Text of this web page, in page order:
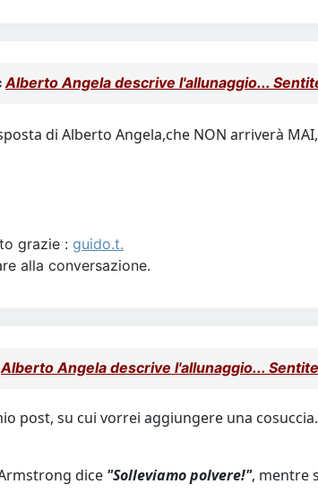
Alberto Angela descrive l'allunaggio...
di Alberto Angela,che NON arriverà
grazie : guido.t.
alla conversazione.
Alberto Angela descrive l'allunaggio...
post, su cui vorrei aggiungere una cosuccia.
dice "Solleviamo polvere!", mentre